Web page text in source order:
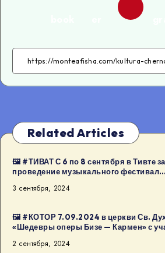
Related Articles
🖼 #ТИВАТ С 6 по 8 сентября в Тивте
проведение музыкального фестивал…
3 сентября, 2024
🖼 #КОТОР 7.09.2024 в церкви Св.
«Шедевры оперы Бизе — Кармен» с
2 сентября, 2024